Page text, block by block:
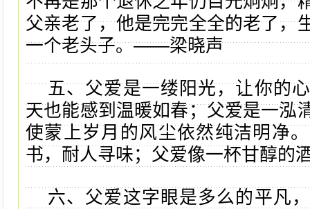
父亲老了，他是完完全全的老了，
一个老头子。――梁晓声
五、父爱是一缕阳光，让你的
天也能感到温暖如春；父爱是一泓
使蒙上岁月的风尘依然纯洁明净
书，耐人寻味；父爱像一杯甘醇的
六、父爱这字眼是多么的平凡